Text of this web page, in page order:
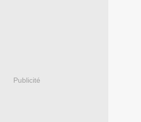
Publicité